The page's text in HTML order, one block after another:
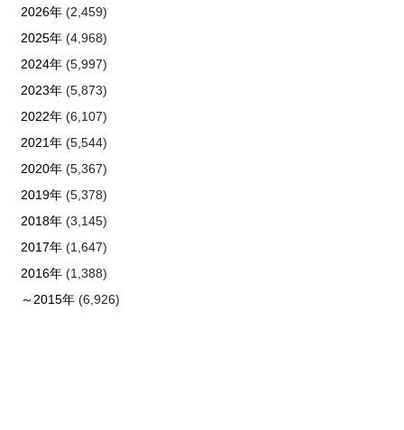
2026年(2,459)
2025年(4,968)
2024年(5,997)
2023年(5,873)
2022年(6,107)
2021年(5,544)
2020年(5,367)
2019年(5,378)
2018年(3,145)
2017年(1,647)
2016年(1,388)
～2015年(6,926)